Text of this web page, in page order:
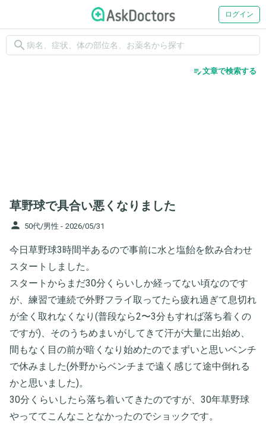
ログイン
search
edit_note文章で検索する
草野球で具合い悪くなりました
person 50代/男性 - 2026/05/31
今日草野球3時間半あるので事前に水と塩飴を飲み合わせ
スタートしました。
スタートからまだ30分くらいしか経ってない頃なのです
が、練習で連続で外野フライ取ってたら疲れ過ぎて息切れ
が全く取れなくなり(普段なら2〜3分もすれば落ち着くの
ですが)、そのうちめまいがしてきて汗が大量に出始め、
間もなく目の前が暗くなり始めたのでまずいと思いベンチ
で休みました(外野からベンチまで遠く感じて途中倒れる
かと思いました)。
30分くらいしたら落ち着いてきたのですが、30年草野球
やっててこんなことなかったのでショックです。